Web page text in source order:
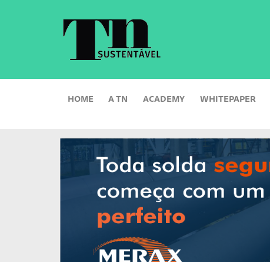
HOME A TN ACADEMY WHITEPAPER